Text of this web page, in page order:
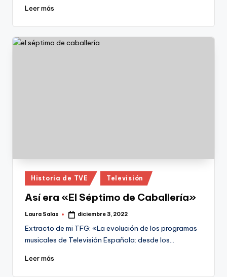
Leer más
Publicado
en
Historia de TVE Televisión
Así era «El Séptimo de Caballería»
Publicado
Laura Salas diciembre 3, 2022
Extracto de mi TFG: «La evolución de los programas
musicales de Televisión Española: desde los…
Leer más